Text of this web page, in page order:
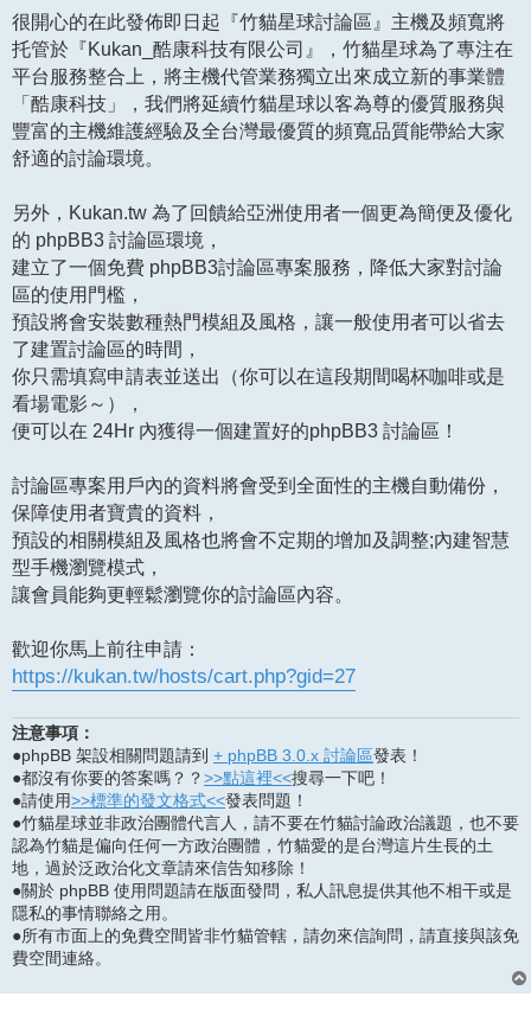
很開心的在此發佈即日起『竹貓星球討論區』主機及頻寬將
托管於『Kukan_酷康科技有限公司』，竹貓星球為了專注在
平台服務整合上，將主機代管業務獨立出來成立新的事業體
「酷康科技」，我們將延續竹貓星球以客為尊的優質服務與
豐富的主機維護經驗及全台灣最優質的頻寬品質能帶給大家
舒適的討論環境。
另外，Kukan.tw 為了回饋給亞洲使用者一個更為簡便及優化
的 phpBB3 討論區環境，
建立了一個免費 phpBB3討論區專案服務，降低大家對討論
區的使用門檻，
預設將會安裝數種熱門模組及風格，讓一般使用者可以省去
了建置討論區的時間，
你只需填寫申請表並送出（你可以在這段期間喝杯咖啡或是
看場電影～），
便可以在 24Hr 內獲得一個建置好的phpBB3 討論區！
討論區專案用戶內的資料將會受到全面性的主機自動備份，
保障使用者寶貴的資料，
預設的相關模組及風格也將會不定期的增加及調整;內建智慧
型手機瀏覽模式，
讓會員能夠更輕鬆瀏覽你的討論區內容。
歡迎你馬上前往申請：
https://kukan.tw/hosts/cart.php?gid=27
注意事項：
●phpBB 架設相關問題請到 + phpBB 3.0.x 討論區發表！
●都沒有你要的答案嗎？？>>點這裡<<搜尋一下吧！
●請使用>>標準的發文格式<<發表問題！
●竹貓星球並非政治團體代言人，請不要在竹貓討論政治議題，也不要
認為竹貓是偏向任何一方政治團體，竹貓愛的是台灣這片生長的土
地，過於泛政治化文章請來信告知移除！
●關於 phpBB 使用問題請在版面發問，私人訊息提供其他不相干或是
隱私的事情聯絡之用。
●所有市面上的免費空間皆非竹貓管轄，請勿來信詢問，請直接與該免
費空間連絡。